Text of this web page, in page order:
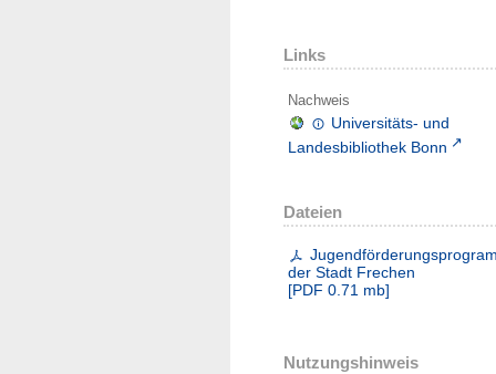
Links
Nachweis
Universitäts- und
Landesbibliothek Bonn
Dateien
der Stadt Frechen
[PDF 0.71 mb]
Nutzungshinweis